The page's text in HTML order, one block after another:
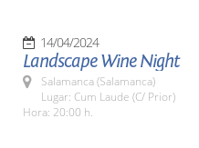
14/04/2024
Landscape Wine Night
Salamanca (Salamanca)
Lugar: Cum Laude (C/ Prior)
Hora: 20:00 h.